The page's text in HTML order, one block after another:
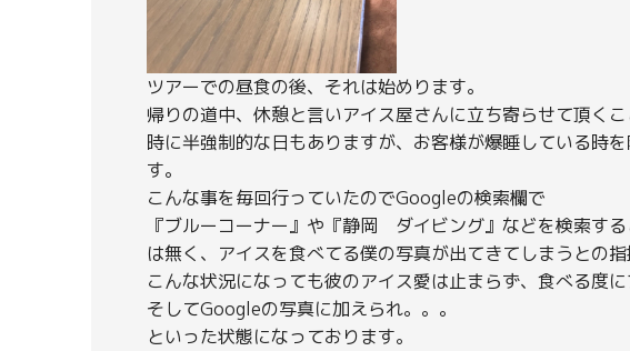
ツアーでの昼食の後、それは始めります。
帰りの道中、休憩と言いアイス屋さんに立ち寄らせて頂くこ
時に半強制的な日もありますが、お客様が爆睡している時
す。
こんな事を毎回行っていたのでGoogleの検索欄で
『ブルーコーナー』や『静岡 ダイビング』などを検索す
は無く、アイスを食べてる僕の写真が出てきてしまうとの
こんな状況になっても彼のアイス愛は止まらず、食べる度に
そしてGoogleの写真に加えられ。。。
といった状態になっております。